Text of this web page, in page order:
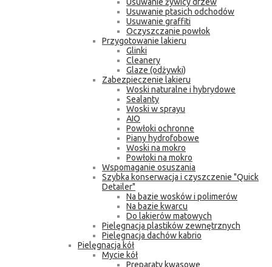
Usuwanie ptasich odchodów
Usuwanie graffiti
Oczyszczanie powłok
Przygotowanie lakieru
Glinki
Cleanery
Glaze (odżywki)
Zabezpieczenie lakieru
Woski naturalne i hybrydowe
Sealanty
Woski w sprayu
AIO
Powłoki ochronne
Piany hydrofobowe
Woski na mokro
Powłoki na mokro
Wspomaganie osuszania
Szybka konserwacja i czyszczenie "Quick
Detailer"
Na bazie wosków i polimerów
Na bazie kwarcu
Do lakierów matowych
Pielęgnacja plastików zewnętrznych
Pielęgnacja dachów kabrio
Pielęgnacja kół
Mycie kół
Preparaty kwasowe